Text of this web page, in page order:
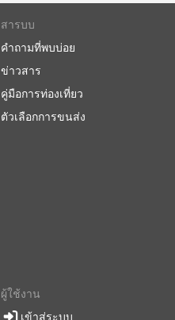
สารบบ
คำถามที่พบบ่อย
ข่าวสาร
คู่มือการท่องเที่ยว
ตัวเลือกการขนส่ง
ผู้ใช้งาน
เข้าสู่ระบบ